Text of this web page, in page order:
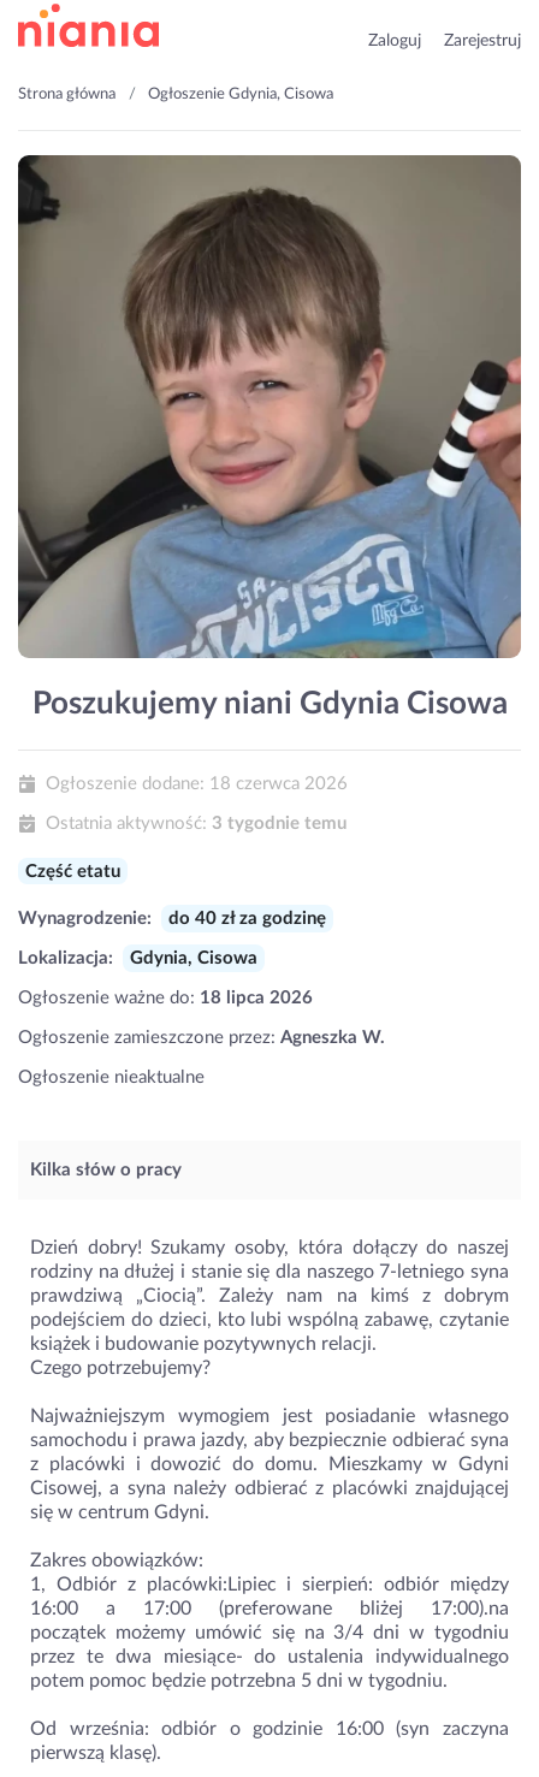
Zaloguj Zarejestruj
Strona główna Ogłoszenie Gdynia, Cisowa
Poszukujemy niani Gdynia Cisowa
Ogłoszenie dodane: 18 czerwca 2026
Ostatnia aktywność: 3 tygodnie temu
Część etatu
Wynagrodzenie: do 40 zł za godzinę
Lokalizacja: Gdynia, Cisowa
Ogłoszenie ważne do: 18 lipca 2026
Ogłoszenie zamieszczone przez: Agneszka W.
Ogłoszenie nieaktualne
Kilka słów o pracy
Dzień dobry! Szukamy osoby, która dołączy do naszej
rodziny na dłużej i stanie się dla naszego 7-letniego syna
prawdziwą „Ciocią”. Zależy nam na kimś z dobrym
podejściem do dzieci, kto lubi wspólną zabawę, czytanie
książek i budowanie pozytywnych relacji.
Czego potrzebujemy?
Najważniejszym wymogiem jest posiadanie własnego
samochodu i prawa jazdy, aby bezpiecznie odbierać syna
z placówki i dowozić do domu. Mieszkamy w Gdyni
Cisowej, a syna należy odbierać z placówki znajdującej
się w centrum Gdyni.
Zakres obowiązków:
1, Odbiór z placówki:Lipiec i sierpień: odbiór między
16:00 a 17:00 (preferowane bliżej 17:00).na
początek możemy umówić się na 3/4 dni w tygodniu
przez te dwa miesiące- do ustalenia indywidualnego
potem pomoc będzie potrzebna 5 dni w tygodniu.
Od września: odbiór o godzinie 16:00 (syn zaczyna
pierwszą klasę).